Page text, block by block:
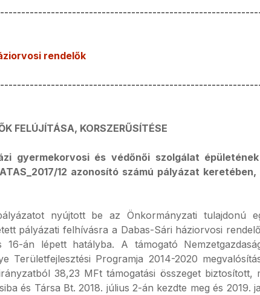
rendelők
FELÚJÍTÁSA, KORSZERŰSÍTÉSE
gyermekorvosi és védőnői szolgálat
12 azonosító számú pályázat
nyújtott be az Önkormányzati tulajdonú
pályázati felhívásra a Dabas-Sári háziorvosi
16-án lépett hatályba. A támogató
Területfejlesztési Programja 2014-2020
38,23 MFt támogatási összeget
és Társa Bt. 2018. július 2-án kezdte meg és 2019.